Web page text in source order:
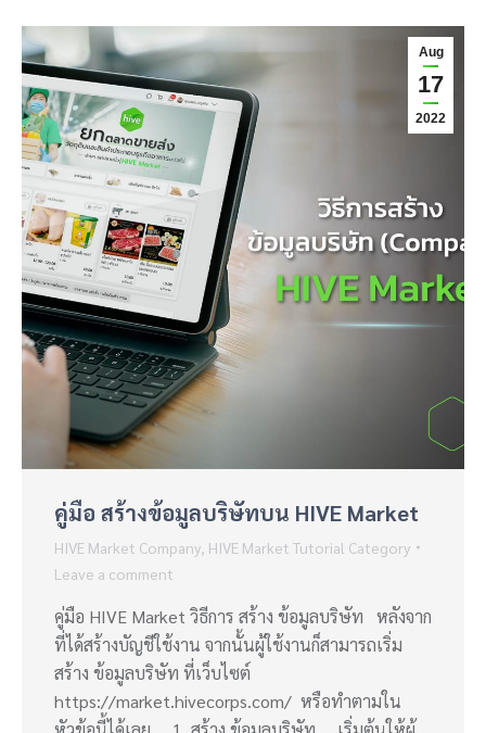
Aug
17
2022
คู่มือ สร้างข้อมูลบริษัทบน HIVE Market
HIVE Market Company, HIVE Market Tutorial Category
Leave a comment
คู่มือ HIVE Market วิธีการ สร้าง ข้อมูลบริษัท หลังจาก
ที่ได้สร้างบัญชีใช้งาน จากนั้นผู้ใช้งานก็สามารถเริ่ม
สร้าง ข้อมูลบริษัท ที่เว็บไซต์
https://market.hivecorps.com/ หรือทำตามใน